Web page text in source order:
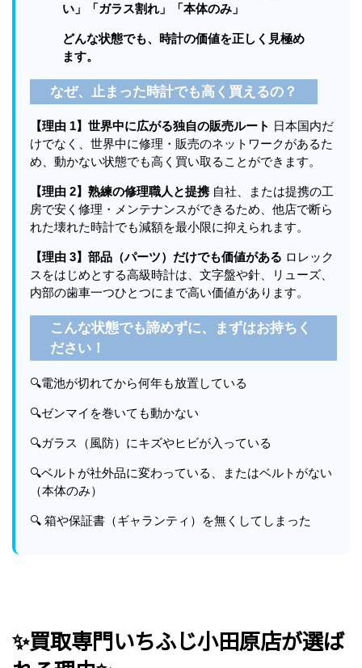
い」「ガラス割れ」「本体のみ」
どんな状態でも、時計の価値を正しく見極め
ます。
なぜ、止まった時計でも高く買えるの？
【理由 1】世界中に広がる独自の販売ルート 日本国内だ
けでなく、世界中に修理・販売のネットワークがあるた
め、動かない状態でも高く買い取ることができます。
【理由 2】熟練の修理職人と提携 自社、または提携の工
房で安く修理・メンテナンスができるため、他店で断ら
れた壊れた時計でも減額を最小限に抑えられます。
【理由 3】部品（パーツ）だけでも価値がある ロレック
スをはじめとする高級時計は、文字盤や針、リューズ、
内部の歯車一つひとつにまで高い価値があります。
こんな状態でも諦めずに、まずはお持ちく
ださい！
🔍電池が切れてから何年も放置している
🔍ゼンマイを巻いても動かない
🔍ガラス（風防）にキズやヒビが入っている
🔍ベルトが社外品に変わっている、またはベルトがない
（本体のみ）
🔍 箱や保証書（ギャランティ）を無くしてしまった
✨買取専門いちふじ小田原店が選ば